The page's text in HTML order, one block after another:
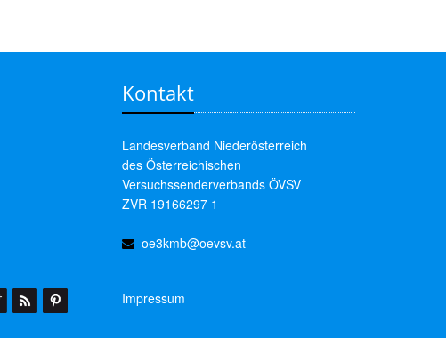
Kontakt
Landesverband Niederösterreich
des Österreichischen
Versuchssenderverbands ÖVSV
ZVR 19166297 1
oe3kmb@oevsv.at
Impressum